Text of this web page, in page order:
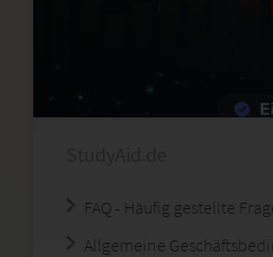
FAQ - Häufig gestellte
Allgemeine